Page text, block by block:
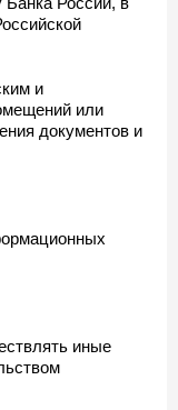
и
или
документов и
иные